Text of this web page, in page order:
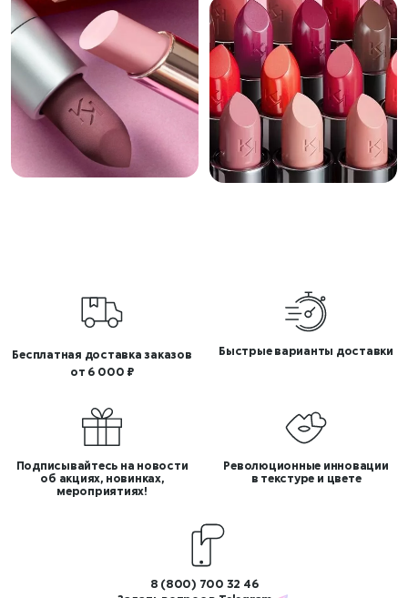
Бесплатная доставка заказов
от 6 000 ₽
Быстрые варианты доставки
Подписывайтесь на новости
об акциях, новинках,
мероприятиях!
Революционные инновации
в текстуре и цвете
8 (800) 700 32 46